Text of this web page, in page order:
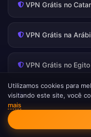
VPN Grátis no Catar
VPN Grátis na
VPN Grátis no Egito
VPN Grátis no
Consentimento
Utilizamos cookies para
visitando este site, você
mais